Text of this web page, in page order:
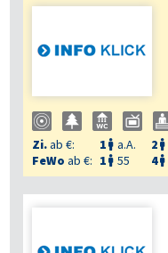
Zi.ab €: 1  a.A. 2 
FeWo ab €: 1  55 4